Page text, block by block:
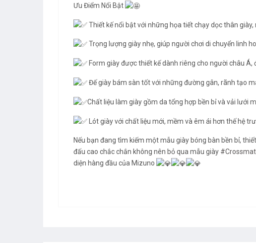
Ưu Điểm Nổi Bật
Thiết kế nổi bật với những họa tiết chạy dọc thân
Trọng lượng giày nhẹ, giúp người chơi di chuyển linh
Form giày được thiết kế dành riêng cho người châu Á,
Đế giày bám sàn tốt với những đường gân, rãnh tạo
Chất liệu làm giày gồm da tổng hợp bền bỉ và vải lưới
Lót giày với chất liệu mới, mềm và êm ái hơn thế hệ
Nếu bạn đang tìm kiếm một mẫu giày bóng bàn bền bỉ,
đấu cao chắc chắn không nên bỏ qua mẫu giày
diện hàng đầu của Mizuno